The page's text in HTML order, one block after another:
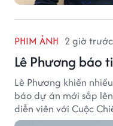
PHIM ẢNH 2 giờ trước
Lê Phương báo
Lê Phương khiến
báo dự án mới sắp
diễn viên với Cuộc
nhiều sự quan tâm.